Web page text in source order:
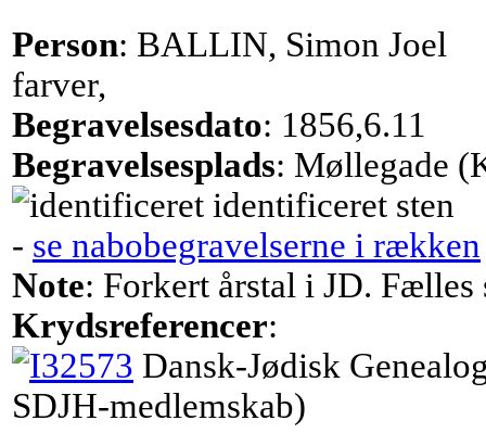
Person: BALLIN, Simon Joel
farver,
Begravelsesdato: 1856,6.11
Begravelsesplads: Møllegade
identificeret sten
- se nabobegravelserne i rækken
Note: Forkert årstal i JD.
Krydsreferencer:
Dansk-Jødisk
SDJH-medlemskab)